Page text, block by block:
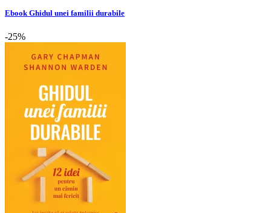
Ebook Ghidul unei familii durabile
-25%